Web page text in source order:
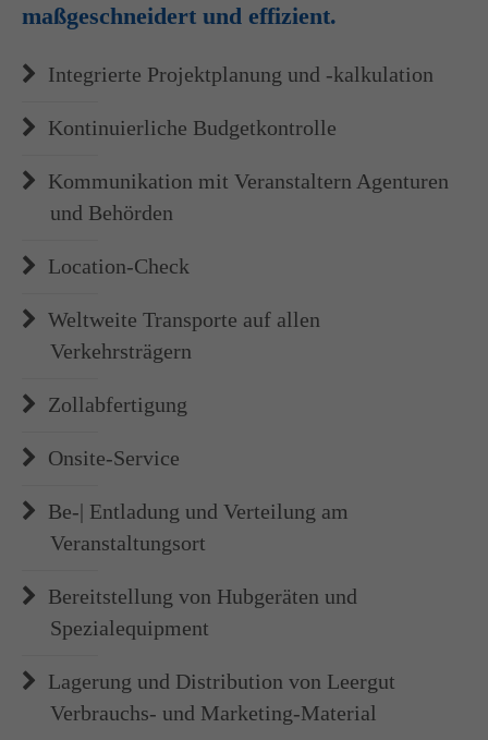
maßgeschneidert und effizient.
Integrierte Projektplanung und -kalkulation
Kontinuierliche Budgetkontrolle
Kommunikation mit Veranstaltern Agenturen
und Behörden
Location-Check
Weltweite Transporte auf allen
Verkehrsträgern
Zollabfertigung
Onsite-Service
Be-| Entladung und Verteilung am
Veranstaltungsort
Bereitstellung von Hubgeräten und
Spezialequipment
Lagerung und Distribution von Leergut
Verbrauchs- und Marketing-Material